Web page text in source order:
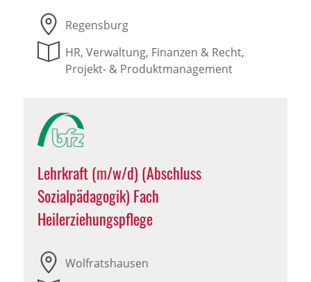
Regensburg
HR, Verwaltung, Finanzen & Recht,
Projekt- & Produktmanagement
Lehrkraft (m/w/d) (Abschluss
Sozialpädagogik) Fach
Heilerziehungspflege
Wolfratshausen